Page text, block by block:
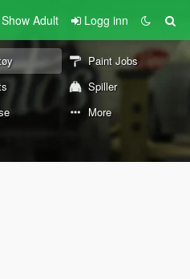
Show Adult Logg inn
Paint Jobs
Spiller
More